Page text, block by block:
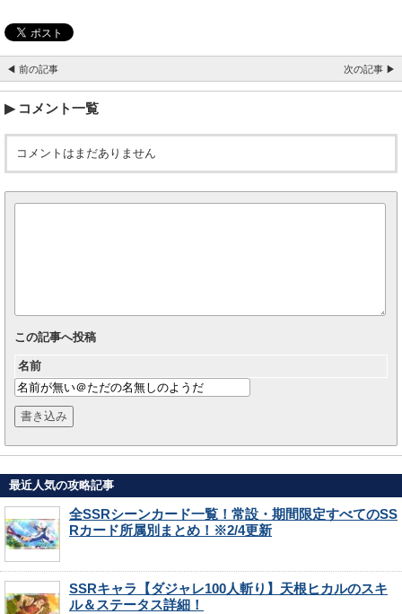
◀ 前の記事 次の記事 ▶
コメント一覧
コメントはまだありません
この記事へ投稿
名前
最近人気の攻略記事
全SSRシーンカード一覧！常設・期間限定すべてのSS
Rカード所属別まとめ！※2/4更新
SSRキャラ【ダジャレ100人斬り】天根ヒカルのスキ
ル＆ステータス詳細！